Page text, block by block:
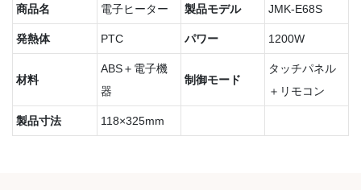
商品名 電子ヒーター 製品モデル JMK-E68S
発熱体 PTC パワー 1200W
材料
ABS＋電子機
器
制御モード
タッチパネル
＋リモコン
製品寸法 118×325mm